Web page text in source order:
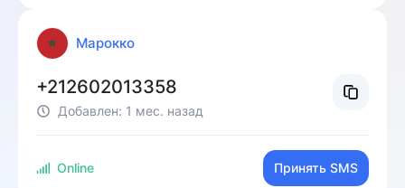
Марокко
+212602013358
Добавлен: 1 мес. назад
Online Принять SMS